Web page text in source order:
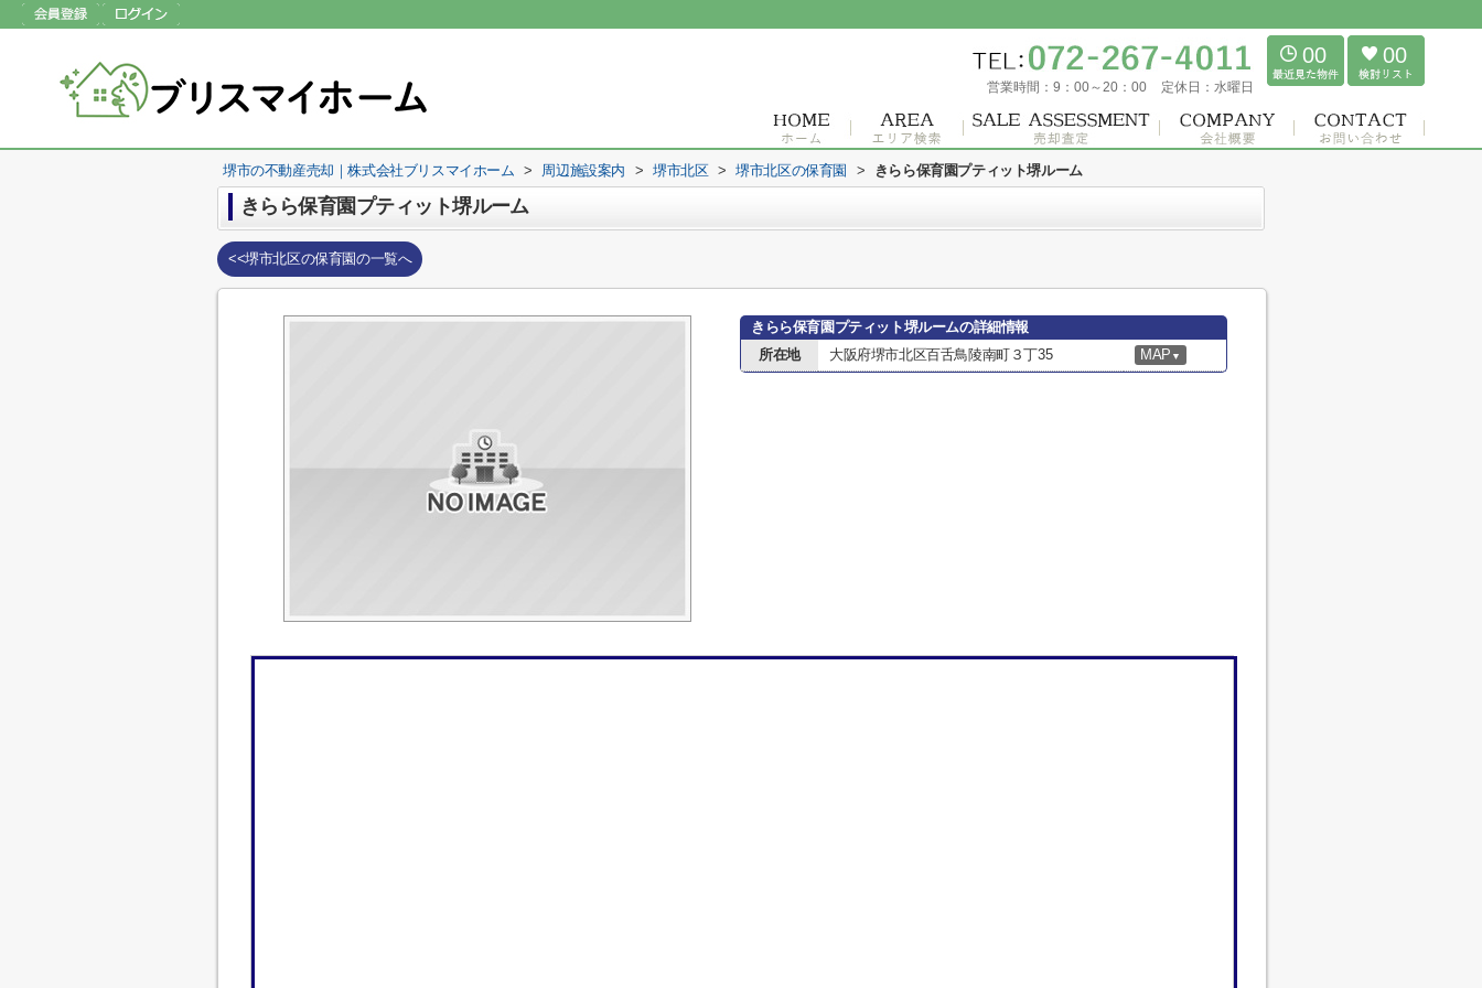
営業時間： 9：00～20：00 定休日： 水曜日
00 00
堺市の不動産売却｜株式会社ブリスマイホーム > 周辺施設案内 > 堺市北区 > 堺市北区の保育園 > きらら保育園プティット堺ルーム
きらら保育園プティット堺ルーム
<<堺市北区の保育園の一覧へ
きらら保育園プティット堺ルームの詳細情報
所在地
大阪府堺市北区百舌鳥陵南町３丁35 MAP ▼